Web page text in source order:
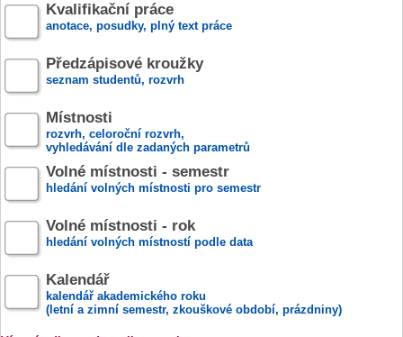
Kvalifikační práce
anotace, posudky, plný text práce
Předzápisové kroužky
seznam studentů, rozvrh
Místnosti
rozvrh, celoroční rozvrh,
vyhledávání dle zadaných parametrů
Volné místnosti - semestr
hledání volných místnosti pro semestr
Volné místnosti - rok
hledání volných místností podle data
Kalendář
kalendář akademického roku
(letní a zimní semestr, zkouškové období, prázdniny)